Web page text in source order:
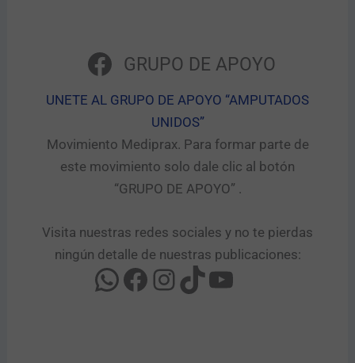
GRUPO DE APOYO
UNETE AL GRUPO DE APOYO “AMPUTADOS
UNIDOS”​
Movimiento Mediprax. Para formar parte de
este movimiento solo dale clic al botón
“GRUPO DE APOYO” .​
Visita nuestras redes sociales y no te pierdas
ningún detalle de nuestras publicaciones: